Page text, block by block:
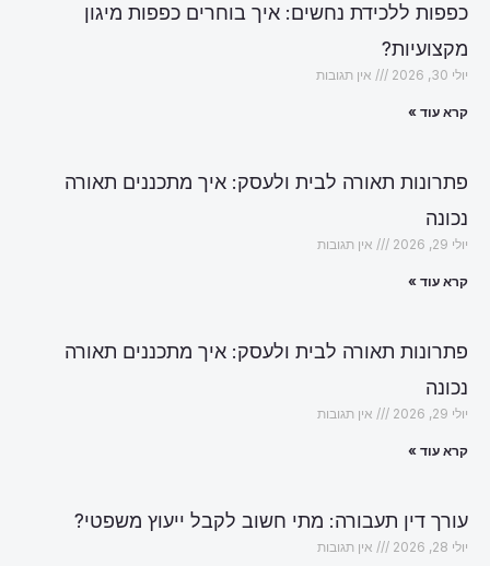
כפפות ללכידת נחשים: איך בוחרים כפפות מיגון
מקצועיות?
יולי 30, 2026 אין תגובות
קרא עוד »
פתרונות תאורה לבית ולעסק: איך מתכננים תאורה
נכונה
יולי 29, 2026 אין תגובות
קרא עוד »
פתרונות תאורה לבית ולעסק: איך מתכננים תאורה
נכונה
יולי 29, 2026 אין תגובות
קרא עוד »
עורך דין תעבורה: מתי חשוב לקבל ייעוץ משפטי?
יולי 28, 2026 אין תגובות